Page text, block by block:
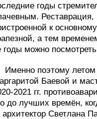
годы
Реставрация,
к
а тем
годы можно посмотреть
Именно поэтому летом
Баевой и
2021 гг.
до лучших времён,
архитектор Светлана